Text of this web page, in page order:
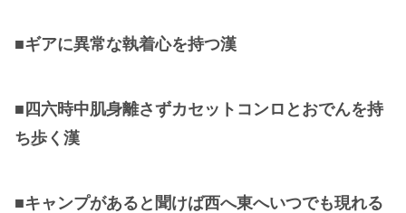
■ギアに異常な執着心を持つ漢
■ 四六時中肌身離さずカセットコンロとおでんを持
ち歩く漢
■キャンプがあると聞けば西へ東へいつでも現れる